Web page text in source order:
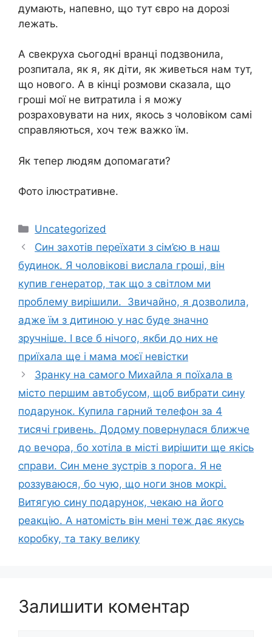
думають, напевно, що тут євро на дорозі
лежать.
А свекруха сьогодні вранці подзвонила,
розпитала, як я, як діти, як живеться нам тут,
що нового. А в кінці розмови сказала, що
гроші мої не витратила і я можу
розраховувати на них, якось з чоловіком самі
справляються, хоч теж важко їм.
Як тепер людям допомагати?
Фото ілюстративне.
Категорії
Uncategorized
Син захотів переїхати з сім’єю в наш
будинок. Я чоловікові вислала гроші, він
купив генератор, так що з світлом ми
проблему вирішили. Звичайно, я дозволила,
адже їм з дитиною у нас буде значно
зручніше. І все б нічого, якби до них не
приїхала ще і мама моєї невістки
Зранку на самого Михайла я поїхала в
місто першим автобусом, щоб вибрати сину
подарунок. Купила гарний телефон за 4
тисячі гривень. Додому повернулася ближче
до вечора, бо хотіла в місті вирішити ще якісь
справи. Син мене зустрів з порога. Я не
роззуваюся, бо чую, що ноги знов мокрі.
Витягую сину подарунок, чекаю на його
реакцію. А натомість він мені теж дає якусь
коробку, та таку велику
Залишити коментар